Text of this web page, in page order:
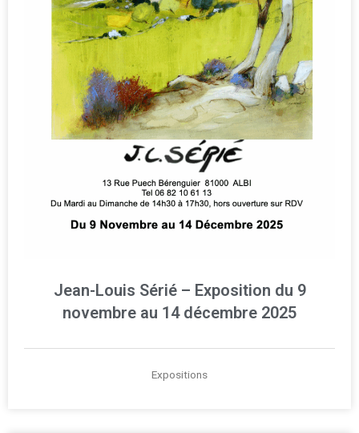
Jean-Louis Sérié – Exposition du 9
novembre au 14 décembre 2025
Expositions